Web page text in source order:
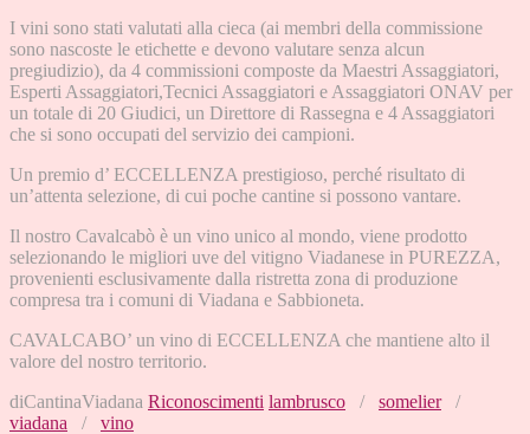
I vini sono stati valutati alla cieca (ai membri della commissione
sono nascoste le etichette e devono valutare senza alcun
pregiudizio), da 4 commissioni composte da Maestri Assaggiatori,
Esperti Assaggiatori,Tecnici Assaggiatori e Assaggiatori ONAV per
un totale di 20 Giudici, un Direttore di Rassegna e 4 Assaggiatori
che si sono occupati del servizio dei campioni.
Un premio d’ ECCELLENZA prestigioso, perché risultato di
un’attenta selezione, di cui poche cantine si possono vantare.
Il nostro Cavalcabò è un vino unico al mondo, viene prodotto
selezionando le migliori uve del vitigno Viadanese in PUREZZA,
provenienti esclusivamente dalla ristretta zona di produzione
compresa tra i comuni di Viadana e Sabbioneta.
CAVALCABO’ un vino di ECCELLENZA che mantiene alto il
valore del nostro territorio.
diCantinaViadana Riconoscimenti lambrusco / somelier/
viadana / vino